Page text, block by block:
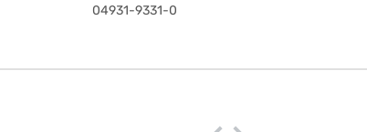
04931-9331-0